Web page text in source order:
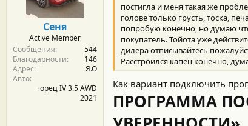
Сеня
Active Member
Сообщения
544
Благодарности
146
Адрес
Я.О
Авто
горец IV 3.5 AWD
2021
постигла и меня такая же
голове только грусть, тоска,
попробую конечно, но думаю
покупатель. Тойота уже
дилера отписывайтесь
Расстроился капец конечно,
Как вариант подключить
ПРОГРАММА